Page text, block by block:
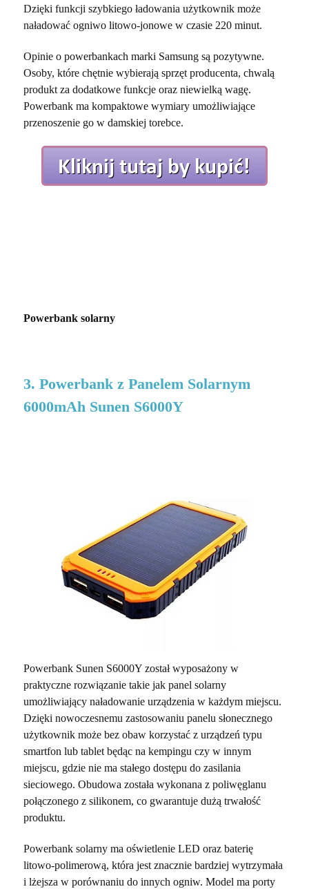
Dzięki funkcji szybkiego ładowania użytkownik może
naładować ogniwo litowo-jonowe w czasie 220 minut.
Opinie o powerbankach marki Samsung są pozytywne.
Osoby, które chętnie wybierają sprzęt producenta, chwalą
produkt za dodatkowe funkcje oraz niewielką wagę.
Powerbank ma kompaktowe wymiary umożliwiające
przenoszenie go w damskiej torebce.
Powerbank solarny
3. Powerbank z Panelem Solarnym
6000mAh Sunen S6000Y
Powerbank Sunen S6000Y został wyposażony w
praktyczne rozwiązanie takie jak panel solarny
umożliwiający naładowanie urządzenia w każdym miejscu.
Dzięki nowoczesnemu zastosowaniu panelu słonecznego
użytkownik może bez obaw korzystać z urządzeń typu
smartfon lub tablet będąc na kempingu czy w innym
miejscu, gdzie nie ma stałego dostępu do zasilania
sieciowego. Obudowa została wykonana z poliwęglanu
połączonego z silikonem, co gwarantuje dużą trwałość
produktu.
Powerbank solarny ma oświetlenie LED oraz baterię
litowo-polimerową, która jest znacznie bardziej wytrzymała
i lżejsza w porównaniu do innych ogniw. Model ma porty